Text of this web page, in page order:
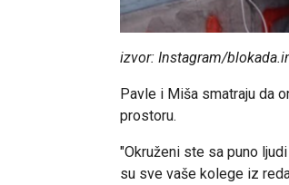
izvor: Instagram/
Pavle i Miša smatraju da
prostoru.
"Okruženi ste sa puno
su sve vaše kolege iz